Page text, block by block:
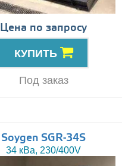
Цена по запросу
КУПИТЬ
Под заказ
Soygen SGR-34S
34 кВа, 230/400V